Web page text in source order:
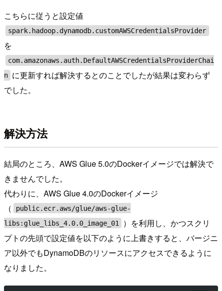
こちらに従うと設定値
spark.hadoop.dynamodb.customAWSCredentialsProvider
を
com.amazonaws.auth.DefaultAWSCredentialsProviderChai
n に更新すれば解決するとのことでしたが結果は変わらず
でした。
解決方法
結局のところ、AWS Glue 5.0のDockerイメージでは解決で
きませんでした。
代わりに、AWS Glue 4.0のDockerイメージ
（
public.ecr.aws/glue/aws-glue-
libs:glue_libs_4.0.0_image_01
）を利用し、かつスクリ
プトの先頭で設定値を以下のように上書きすると、バージニ
ア以外でもDynamoDBのリソースにアクセスできるように
なりました。